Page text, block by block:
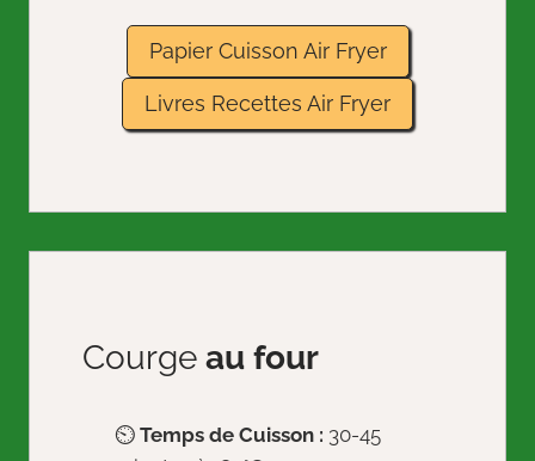
Papier Cuisson Air Fryer
Livres Recettes Air Fryer
Courge au four
⏲️ Temps de Cuisson : 30-45